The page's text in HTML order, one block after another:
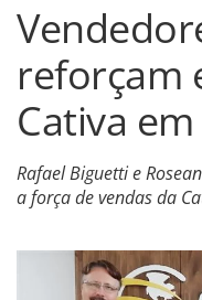
reforçam
Cativa em
Rafael Biguetti e
a força de vendas da